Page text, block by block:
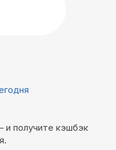
и получите кэшбэк